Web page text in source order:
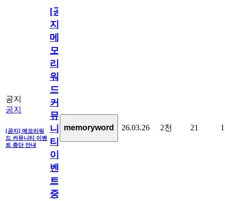
공지
공지
[공지] 메모리워
드 커뮤니티 이벤
트 중단 안내
[공
지]
메
모
리
워
드
커
뮤
니
티
이
벤
트
중
memoryword 26.03.26 2천 21 1